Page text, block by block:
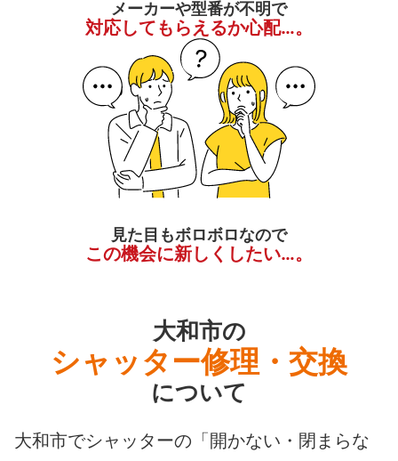
メーカーや型番が不明で
対応してもらえるか心配…。
見た目もボロボロなので
この機会に新しくしたい…。
大和市の
シャッター修理・交換
について
大和市でシャッターの「開かない・閉まらな